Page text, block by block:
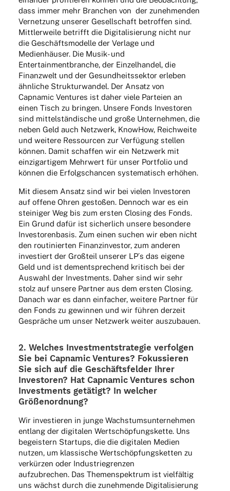
dass immer mehr Bran­chen von der zuneh­men­den
Vernet­zung unse­rer Gesell­schaft betrof­fen sind.
Mitt­ler­weile betrifft die Digi­ta­li­sie­rung nicht nur
die Geschäfts­mo­delle der Verlage und
Medi­en­häu­ser. Die Musik- und
Enter­tain­ment­bran­che, der Einzel­han­del, die
Finanz­welt und der Gesund­heits­sek­tor erle­ben
ähnli­che Struk­tur­wan­del. Der Ansatz von
Capna­mic Ventures ist daher viele Parteien an
einen Tisch zu brin­gen. Unsere Fonds Inves­to­ren
sind mittel­stän­di­sche und große Unter­neh­men, die
neben Geld auch Netz­werk, Know­How, Reich­weite
und weitere Ressour­cen zur Verfü­gung stel­len
können. Damit schaf­fen wir ein Netz­werk mit
einzig­ar­ti­gem Mehr­wert für unser Port­fo­lio und
können die Erfolgs­chan­cen syste­ma­tisch erhöhen.
Mit diesem Ansatz sind wir bei vielen Inves­to­ren
auf offene Ohren gesto­ßen. Dennoch war es ein
stei­ni­ger Weg bis zum ersten Closing des Fonds.
Ein Grund dafür ist sicher­lich unsere beson­dere
Inves­to­ren­ba­sis. Zum einen suchen wir eben nicht
den routi­nier­ten Finanz­in­ves­tor, zum ande­ren
inves­tiert der Groß­teil unse­rer LP´s das eigene
Geld und ist dementspre­chend kritisch bei der
Auswahl der Invest­ments. Daher sind wir sehr
stolz auf unsere Part­ner aus dem ersten Closing.
Danach war es dann einfa­cher, weitere Part­ner für
den Fonds zu gewin­nen und wir führen derzeit
Gesprä­che um unser Netz­werk weiter auszubauen.
2. Welches Invest­ment­stra­te­gie verfol­gen
Sie bei Capna­mic Ventures? Fokus­sie­ren
Sie sich auf die Geschäfts­fel­der Ihrer
Inves­to­ren? Hat Capna­mic Ventures schon
Invest­ments getä­tigt? In welcher
Größenordnung?
Wir inves­tie­ren in junge Wachs­tums­un­ter­neh­men
entlang der digi­ta­len Wert­schöp­fungs­kette. Uns
begeis­tern Start­ups, die die digi­ta­len Medien
nutzen, um klas­si­sche Wert­schöp­fungs­ket­ten zu
verkür­zen oder Indus­trie­gren­zen
aufzu­bre­chen. Das Themen­spek­trum ist viel­fäl­tig
uns wächst durch die zuneh­mende Digi­ta­li­sie­rung